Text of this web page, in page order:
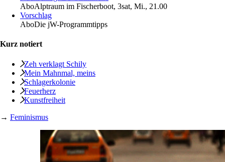
AboAlptraum im Fischerboot, 3sat, Mi., 21.00
Vorschlag
AboDie jW-Programmtipps
Kurz notiert
Zeh verklagt Schily
Mein Mahnmal, meins
Schlagerkolonie
Feuerherz
Kunstfreiheit
→ Feminismus